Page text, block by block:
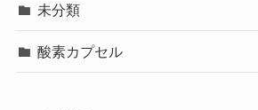
未分類
酸素カプセル